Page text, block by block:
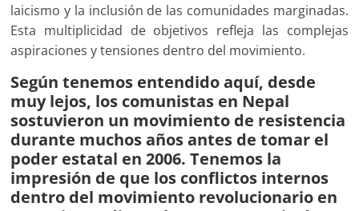
laicismo y la inclusión de las comunidades marginadas.
Esta multiplicidad de objetivos refleja las complejas
aspiraciones y tensiones dentro del movimiento.
Según tenemos entendido aquí, desde
muy lejos, los comunistas en Nepal
sostuvieron un movimiento de resistencia
durante muchos años antes de tomar el
poder estatal en 2006. Tenemos la
impresión de que los conflictos internos
dentro del movimiento revolucionario en